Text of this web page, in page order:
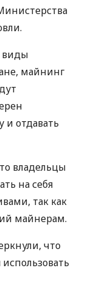
виды
майнинг
и отдавать
владельцы
на себя
так как
майнерам.
что